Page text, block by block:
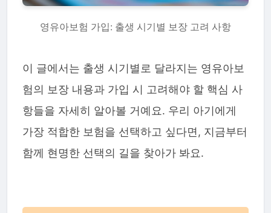
영유아보험 가입: 출생 시기별 보장 고려 사항
이 글에서는 출생 시기별로 달라지는 영유아보
험의 보장 내용과 가입 시 고려해야 할 핵심 사
항들을 자세히 알아볼 거예요. 우리 아기에게
가장 적합한 보험을 선택하고 싶다면, 지금부터
함께 현명한 선택의 길을 찾아가 봐요.